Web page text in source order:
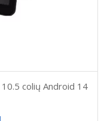
colių Android 14